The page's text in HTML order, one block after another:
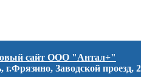
сайт ООО "Антал+"
Заводской проезд, 2